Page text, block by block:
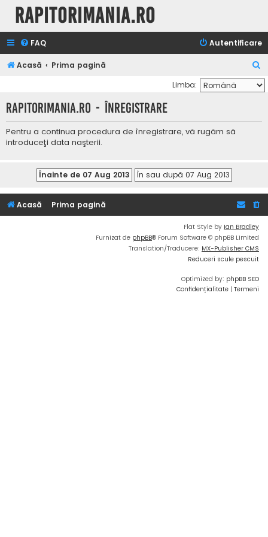
Rapitorimania.ro
FAQ Autentificare
Acasă Prima pagină
ă
u
Limba:
Rapitorimania.ro - Înregistrare
Pentru a continua procedura de înregistrare, vă rugăm să
introduceţi data naşterii.
Acasă Prima pagină
Flat Style by Ian Bradley
Furnizat de phpBB® Forum Software © phpBB Limited
Translation/Traducere: MX-Publisher CMS
Reduceri scule pescuit
Optimized by: phpBB SEO
Confidențialitate | Termeni